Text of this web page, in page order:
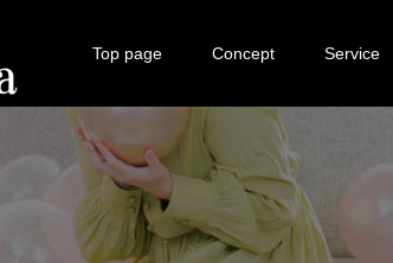
Top page Concept Service